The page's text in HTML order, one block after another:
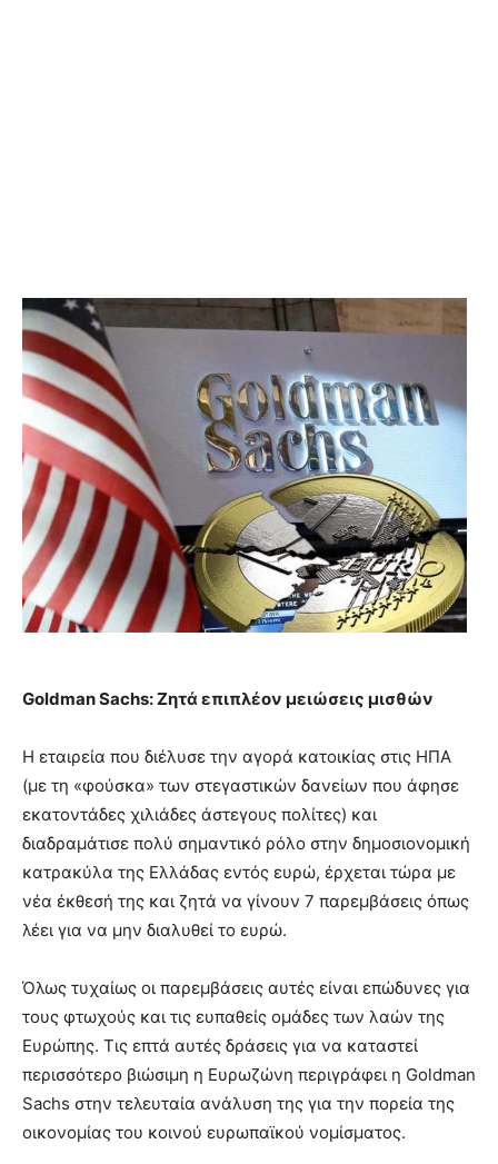
Goldman Sachs: Ζητά επιπλέον μειώσεις μισθών
Η εταιρεία που διέλυσε την αγορά κατοικίας στις ΗΠΑ
(με τη «φούσκα» των στεγαστικών δανείων που άφησε
εκατοντάδες χιλιάδες άστεγους πολίτες) και
διαδραμάτισε πολύ σημαντικό ρόλο στην δημοσιονομική
κατρακύλα της Ελλάδας εντός ευρώ, έρχεται τώρα με
νέα έκθεσή της και ζητά να γίνουν 7 παρεμβάσεις όπως
λέει για να μην διαλυθεί το ευρώ.
Όλως τυχαίως οι παρεμβάσεις αυτές είναι επώδυνες για
τους φτωχούς και τις ευπαθείς ομάδες των λαών της
Ευρώπης. Τις επτά αυτές δράσεις για να καταστεί
περισσότερο βιώσιμη η Ευρωζώνη περιγράφει η Goldman
Sachs στην τελευταία ανάλυση της για την πορεία της
οικονομίας του κοινού ευρωπαϊκού νομίσματος.